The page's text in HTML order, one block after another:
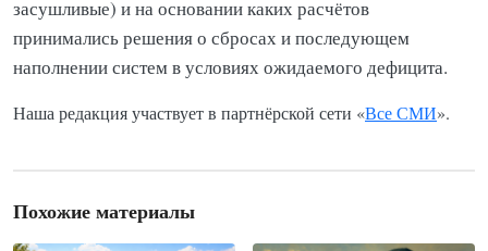
засушливые) и на основании каких расчётов
принимались решения о сбросах и последующем
наполнении систем в условиях ожидаемого дефицита.
Наша редакция участвует в партнёрской сети «Все СМИ».
Похожие материалы